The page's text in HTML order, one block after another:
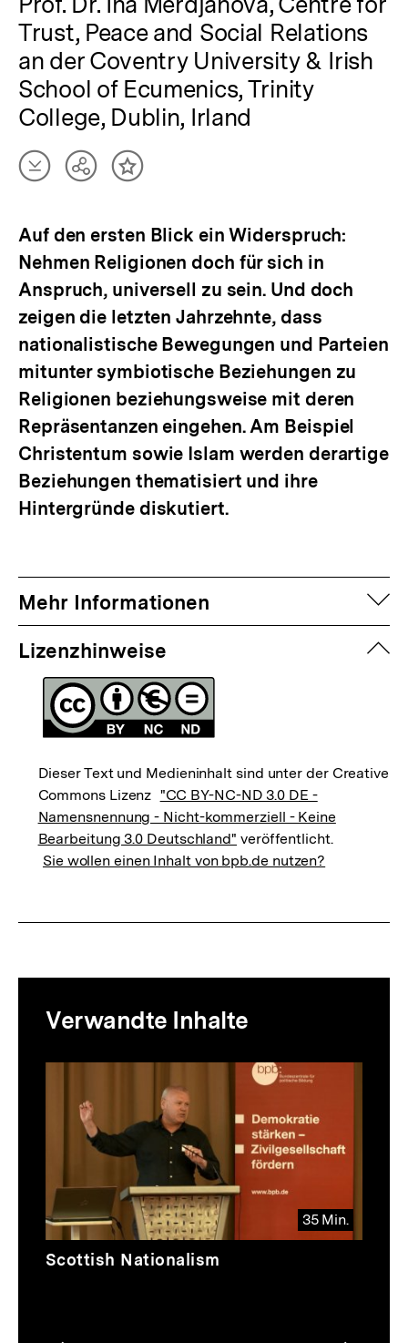
Trust, Peace and Social Relations
an der Coventry University & Irish
School of Ecumenics, Trinity
College, Dublin, Irland
Artikel
herunterladen
TeilenInhalt
Auf den ersten Blick ein Widerspruch:
Nehmen Religionen doch für sich in
Anspruch, universell zu sein. Und doch
zeigen die letzten Jahrzehnte, dass
nationalistische Bewegungen und Parteien
mitunter symbiotische Beziehungen zu
Religionen beziehungsweise mit deren
Repräsentanzen eingehen. Am Beispiel
Christentum sowie Islam werden derartige
Beziehungen thematisiert und ihre
Hintergründe diskutiert.
Mehr Informationen
Lizenzhinweise
Dieser Text und Medieninhalt sind unter der Creative
Commons Lizenz "CC BY-NC-ND 3.0 DE -
Namensnennung - Nicht-kommerziell - Keine
Bearbeitung 3.0 Deutschland" veröffentlicht.
Sie wollen einen Inhalt von bpb.de nutzen?
zur
Thematik
Verwandte Inhalte
35 Min.
Video
Dauer
Scottish Nationalism